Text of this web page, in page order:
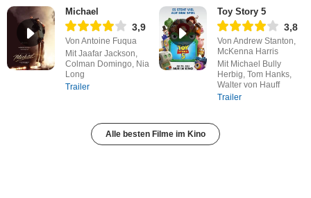
Michael
3,9
Von Antoine Fuqua
Mit Jaafar Jackson,
Colman Domingo, Nia
Long
Trailer
Toy Story 5
3,8
Von Andrew Stanton,
McKenna Harris
Mit Michael Bully
Herbig, Tom Hanks,
Walter von Hauff
Trailer
Alle besten Filme im Kino